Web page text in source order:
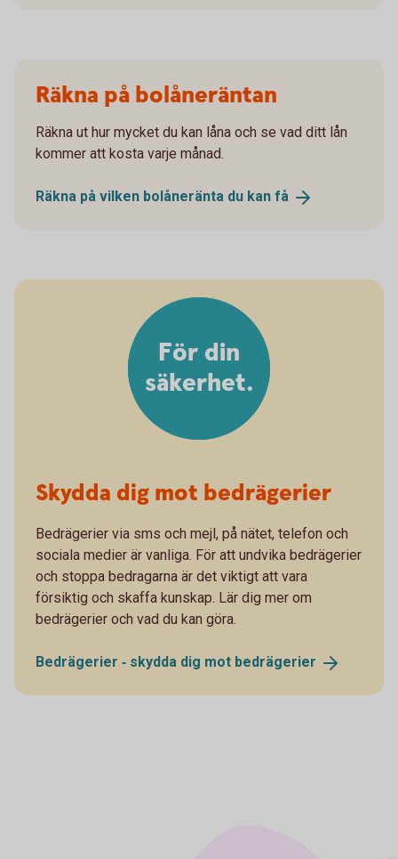
Räkna på bolåneräntan
Räkna ut hur mycket du kan låna och se vad ditt lån
kommer att kosta varje månad.
Räkna på vilken bolåneränta du kan få
För din
säkerhet.
Skydda dig mot bedrägerier
Bedrägerier via sms och mejl, på nätet, telefon och
sociala medier är vanliga. För att undvika bedrägerier
och stoppa bedragarna är det viktigt att vara
försiktig och skaffa kunskap. Lär dig mer om
bedrägerier och vad du kan göra.
Bedrägerier ‐ skydda dig mot bedrägerier